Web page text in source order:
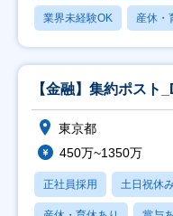
業界未経験OK 産休・
【金融】集約ポスト
東京都
450万~1350万
正社員採用 土日祝休